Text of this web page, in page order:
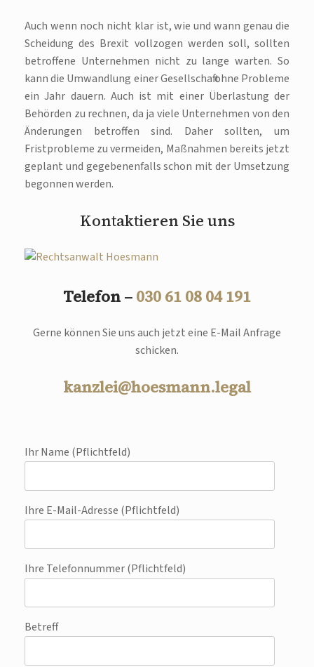
Auch wenn noch nicht klar ist, wie und wann genau die
Scheidung des Brexit vollzogen werden soll, sollten
betroffene Unternehmen nicht zu lange warten. So
kann die Umwandlung einer Gesellschaft ohne Probleme
ein Jahr dauern. Auch ist mit einer Überlastung der
Behörden zu rechnen, da ja viele Unternehmen von den
Änderungen betroffen sind. Daher sollten, um
Fristprobleme zu vermeiden, Maßnahmen bereits jetzt
geplant und gegebenenfalls schon mit der Umsetzung
begonnen werden.
Kontaktieren Sie uns
Telefon – 030 61 08 04 191
Gerne können Sie uns auch jetzt eine E-Mail Anfrage
schicken.
kanzlei@hoesmann.legal
Ihr Name (Pflichtfeld)
Ihre E-Mail-Adresse (Pflichtfeld)
Ihre Telefonnummer (Pflichtfeld)
Betreff